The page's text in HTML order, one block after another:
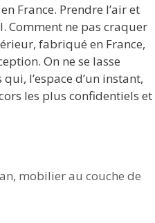
France. Prendre l’air et
Comment ne pas craquer
fabriqué en France,
On ne se lasse
l’espace d’un instant,
les plus confidentiels et
, mobilier au couche de